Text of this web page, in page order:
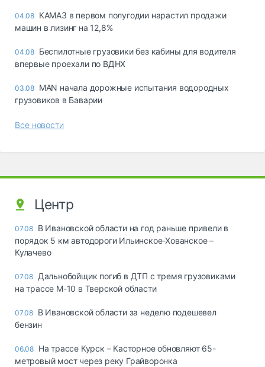
04.08 КАМАЗ в первом полугодии нарастил продажи
машин в лизинг на 12,8%
04.08 Беспилотные грузовики без кабины для водителя
впервые проехали по ВДНХ
03.08 MAN начала дорожные испытания водородных
грузовиков в Баварии
Все новости
Центр
07.08 В Ивановской области на год раньше привели в
порядок 5 км автодороги Ильинское-Хованское –
Кулачево
07.08 Дальнобойщик погиб в ДТП с тремя грузовиками
на трассе М-10 в Тверской области
07.08 В Ивановской области за неделю подешевел
бензин
06.08 На трассе Курск – Касторное обновляют 65-
метровый мост через реку Грайворонка